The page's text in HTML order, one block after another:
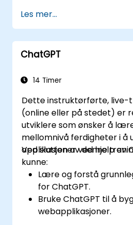
Les mer...
ChatGPT
14 Timer
Dette instruktørførte, live-
(online eller på stedet) er
utviklere som ønsker å
mellomnivå ferdigheter i å
applikasjoner ved hjelp av
Ved slutten av denne
kunne:
Lære og forstå
for ChatGPT.
Bruke ChatGPT til å
webapplikasjoner.